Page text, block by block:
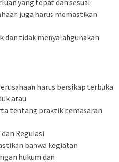
yang tepat dan sesuai
juga harus memastikan
dan tidak menyalahgunakan
harus bersikap terbuka
atau
tentang praktik pemasaran
Regulasi
bahwa kegiatan
hukum dan